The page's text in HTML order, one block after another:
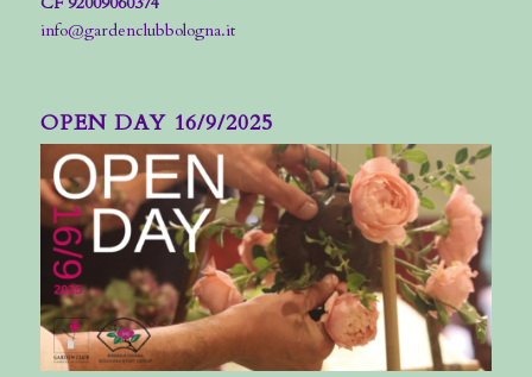
info@gardenclubbologna.it
OPEN DAY 16/9/2025